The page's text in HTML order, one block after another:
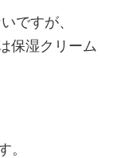
ですが、
保湿クリーム
。